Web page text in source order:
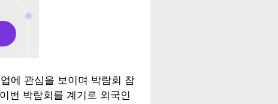
에 관심을 보이며 박람회 참
번 박람회를 계기로 외국인